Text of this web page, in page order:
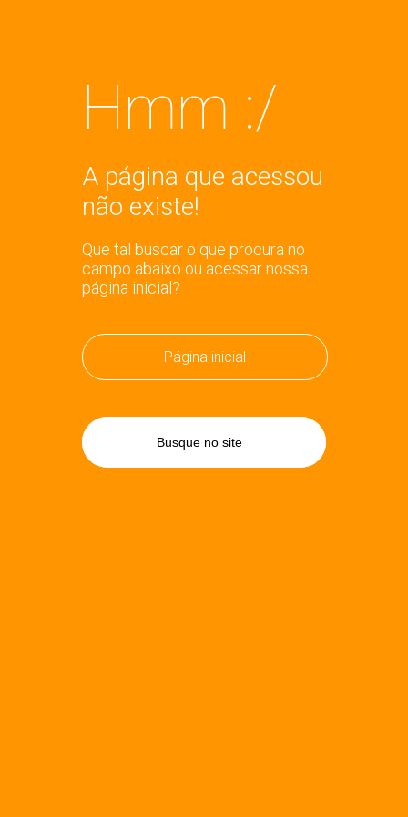
Hmm :/
A página que acessou
não existe!
Que tal buscar o que procura no
campo abaixo ou acessar nossa
página inicial?
Página inicial